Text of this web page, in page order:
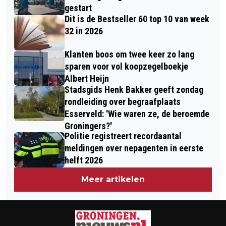
RIJK
gestart
Dit is de Bestseller 60 top 10 van week
32 in 2026
Klanten boos om twee keer zo lang
sparen voor vol koopzegelboekje
Albert Heijn
Stadsgids Henk Bakker geeft zondag
rondleiding over begraafplaats
Esserveld: 'Wie waren ze, de beroemde
Groningers?'
Politie registreert recordaantal
meldingen over nepagenten in eerste
helft 2026
Meer artikelen